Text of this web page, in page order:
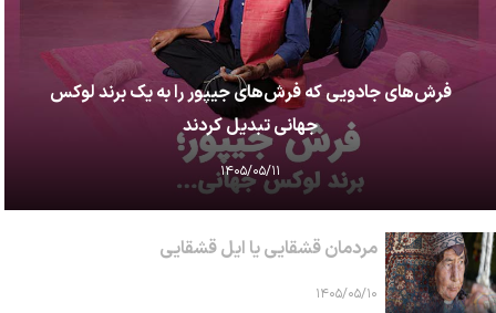
فرش‌های جادویی که فرش‌های جیپور را به یک برند لوکس
جهانی تبدیل کردند
۱۴۰۵/۰۵/۱۱
مردمان قشقایی یا ایل قشقایی
۱۴۰۵/۰۵/۱۰